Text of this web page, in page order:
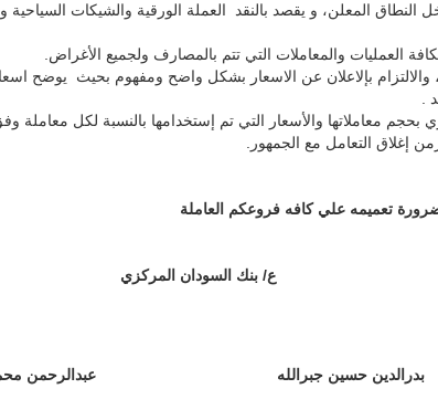
المعلن، و يقصد بالنقد العملة الورقية والشيكات
العمليات والمعاملات التي تتم بالمصارف ولجميع الأغراض.
بإلاعلان عن الاسعار بشكل واضح ومفهوم بحيث يوضح
.
معاملاتها والأسعار التي تم إستخدامها بالنسبة لكل معاملة
زمن إغلاق التعامل مع الجمهور.
تعميمه علي كافه فروعكم العاملة
ع/ بنك السودان المركزي
بدرالدين حسين جبرالله عبدالرحمن محمد